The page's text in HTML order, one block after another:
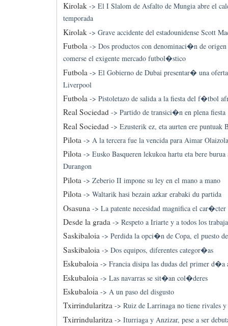
Kirolak-> El I Slalom de Asfalto de Mungia abre el
temporada
Kirolak -> Grave accidente del estadounidense Scott
Futbola-> Dos productos con denominaci�n de origen
comerse el exigente mercado futbol�stico
Futbola -> El Gobierno de Dubai presentar� una
Liverpool
Futbola-> Pistoletazo de salida a la fiesta del f�tbol
Real Sociedad-> Partido de transici�n en plena fiesta
Real Sociedad -> Ezusterik ez, eta aurten ere puntuak
Pilota-> A la tercera fue la vencida para Aimar Olaizola
Pilota-> Eusko Basqueren lekukoa hartu eta bere
Durangon
Pilota-> Zeberio II impone su ley en el mano a mano
Pilota-> Waltarik hasi bezain azkar erabaki du partida
Osasuna -> La patente necesidad magnifica el
Desde la grada-> Respeto a Iriarte y a todos los
Saskibaloia-> Perdida la opci�n de Copa, el puesto
Saskibaloia -> Dos equipos, diferentes categor�as
Eskubaloia-> Francia disipa las dudas del primer
Eskubaloia -> Las navarras se sit�an col�deres
Eskubaloia-> A un paso del disgusto
Txirrindularitza-> Ruiz de Larrinaga no tiene rivales y
Txirrindularitza -> Iturriaga y Anzizar, pese a ser